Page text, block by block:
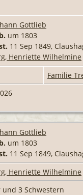
Gottlieb
um 1803
11 Sep 1849,
Henriette Wilhelmine
Familie
Gottlieb
um 1803
11 Sep 1849,
Henriette Wilhelmine
und 3 Schwestern